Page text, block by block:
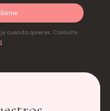
cuando quieras. Consulta
.